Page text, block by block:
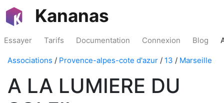
Kananas
Essayer Tarifs Documentation Connexion Blog
Associations / Provence-alpes-cote d'azur / 13 / Marseille
A LA LUMIERE DU